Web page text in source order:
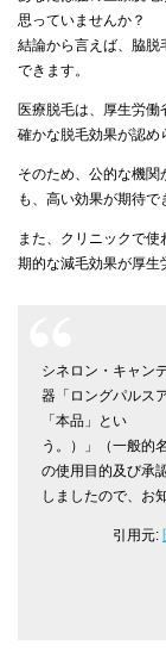
思っていませんか？
結論から言えば、脇脱
できます。
医療脱毛は、厚生労働
確かな脱毛効果が認め
そのため、公的な機関
も、高い効果が期待で
また、クリニックで
期的な減毛効果が厚生
シネロン・キャン
器「ロングパルス
「本品」とい
う。）」（一般的
の使用目的及び承
しましたので、お
引用元: